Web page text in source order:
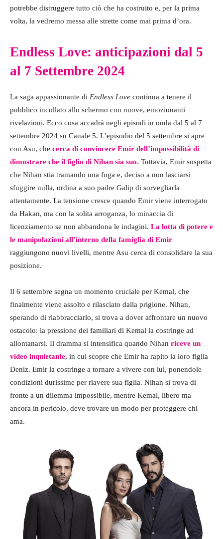
potrebbe distruggere tutto ciò che ha costruito e, per la prima
volta, la vedremo messa alle strette come mai prima d’ora.
Endless Love: anticipazioni dal 5
al 7 Settembre 2024
La saga appassionante di Endless Love continua a tenere il
pubblico incollato allo schermo con nuove, emozionanti
rivelazioni. Ecco cosa accadrà negli episodi in onda dal 5 al 7
settembre 2024 su Canale 5. L’episodio del 5 settembre si apre
con Asu, che cerca di convincere Emir dell’impossibilità di
dimostrare che il figlio di Nihan sia suo. Tuttavia, Emir sospetta
che Nihan stia tramando una fuga e, deciso a non lasciarsi
sfuggire nulla, ordina a suo padre Galip di sorvegliarla
attentamente. La tensione cresce quando Emir viene interrogato
da Hakan, ma con la solita arroganza, lo minaccia di
licenziamento se non abbandona le indagini. La lotta di potere e
le manipolazioni all’interno della famiglia di Emir
raggiungono nuovi livelli, mentre Asu cerca di consolidare la sua
posizione.
Il 6 settembre segna un momento cruciale per Kemal, che
finalmente viene assolto e rilasciato dalla prigione. Nihan,
sperando di riabbracciarlo, si trova a dover affrontare un nuovo
ostacolo: la pressione dei familiari di Kemal la costringe ad
allontanarsi. Il dramma si intensifica quando Nihan riceve un
video inquietante, in cui scopre che Emir ha rapito la loro figlia
Deniz. Emir la costringe a tornare a vivere con lui, ponendole
condizioni durissime per riavere sua figlia. Nihan si trova di
fronte a un dilemma impossibile, mentre Kemal, libero ma
ancora in pericolo, deve trovare un modo per proteggere chi
ama.